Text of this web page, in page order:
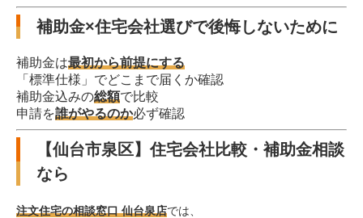
補助金×住宅会社選びで後悔しないために
補助金は最初から前提にする
「標準仕様」でどこまで届くか確認
補助金込みの総額で比較
申請を誰がやるのか必ず確認
【仙台市泉区】住宅会社比較・補助金相談
なら
注文住宅の相談窓口 仙台泉店では、